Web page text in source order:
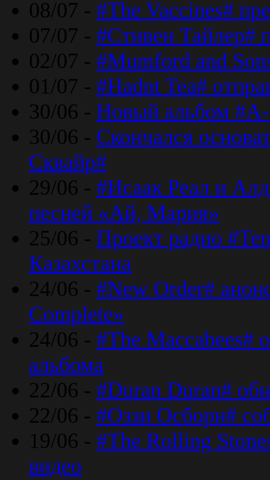
08/07 - #The Vaccines#
07/07 - #Стивен Тайлер#
02/07 - #Mumford and
01/07 - #Hadnt Tea#
30/06 - Новый альбом #A-
30/06 - Скончался
Сквайр#
29/06 - #Исаак Реал и
песней «Ай, Мария»
25/06 - Проект радио
Казахстана
24/06 - #New Order#
Complete»
24/06 - #The Maccabees#
альбома
22/06 - #Duran Duran#
22/06 - #Оззи Осборн#
19/06 - #The Rolling
видео